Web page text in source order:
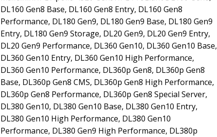
DL160 Gen8 Base, DL160 Gen8 Entry, DL160 Gen8
Performance, DL180 Gen9, DL180 Gen9 Base, DL180 Gen9
Entry, DL180 Gen9 Storage, DL20 Gen9, DL20 Gen9 Entry,
DL20 Gen9 Performance, DL360 Gen10, DL360 Gen10 Base,
DL360 Gen10 Entry, DL360 Gen10 High Performance,
DL360 Gen10 Performance, DL360p Gen8, DL360p Gen8
Base, DL360p Gen8 CMS, DL360p Gen8 High Performance,
DL360p Gen8 Performance, DL360p Gen8 Special Server,
DL380 Gen10, DL380 Gen10 Base, DL380 Gen10 Entry,
DL380 Gen10 High Performance, DL380 Gen10
Performance, DL380 Gen9 High Performance, DL380p